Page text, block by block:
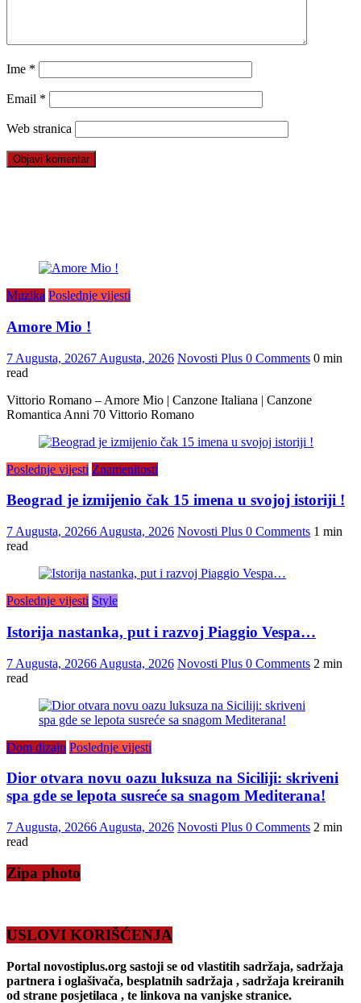
Ime *
Email *
Web stranica
Muzika Poslednje vijesti
Amore Mio !
7 Augusta, 20267 Augusta, 2026 Novosti Plus 0 Comments 0 min
read
Vittorio Romano – Amore Mio | Canzone Italiana | Canzone
Romantica Anni 70 Vittorio Romano
Poslednje vijesti Znamenitosti
Beograd je izmijenio čak 15 imena u svojoj istoriji !
7 Augusta, 20266 Augusta, 2026 Novosti Plus 0 Comments 1 min
read
Poslednje vijesti Style
Istorija nastanka, put i razvoj Piaggio Vespa…
7 Augusta, 20266 Augusta, 2026 Novosti Plus 0 Comments 2 min
read
Dom dizajn Poslednje vijesti
Dior otvara novu oazu luksuza na Siciliji: skriveni
spa gde se lepota susreće sa snagom Mediterana!
7 Augusta, 20266 Augusta, 2026 Novosti Plus 0 Comments 2 min
read
Zipa photo
USLOVI KORIŠĆENJA
Portal novostiplus.org sastoji se od vlastitih sadržaja, sadržaja
partnera i oglašivača, besplatnih sadržaja , sadržaja kreiranih
od strane posjetilaca , te linkova na vanjske stranice.